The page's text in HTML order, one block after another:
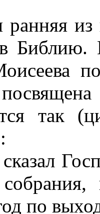
ранняя из
Библию.
так
по